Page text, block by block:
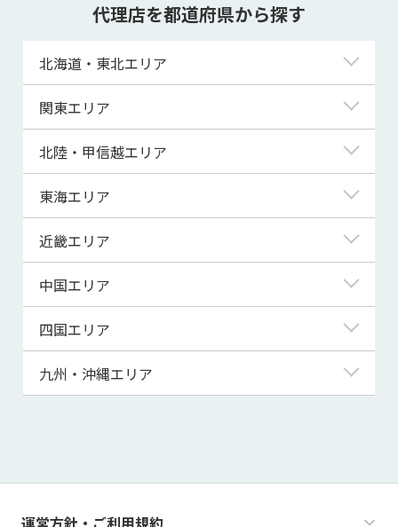
代理店を都道府県から探す
北海道・東北エリア
北海道
青森県
宮城県
秋田県
山形県
関東エリア
東京都
神奈川県
埼玉県
千葉県
茨城県
群馬県
北陸・甲信越エリア
新潟県
富山県
福井県
山梨県
長野県
東海エリア
岐阜県
静岡県
三重県
近畿エリア
滋賀県
京都府
大阪府
兵庫県
和歌山県
中国エリア
鳥取県
島根県
山口県
四国エリア
徳島県
高知県
九州・沖縄エリア
運営方針・ご利用規約